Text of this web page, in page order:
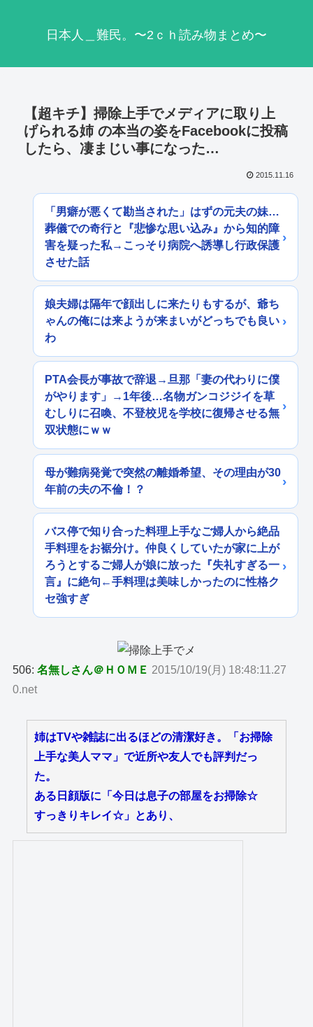
日本人＿難民。〜2ｃｈ読み物まとめ〜
【超キチ】掃除上手でメディアに取り上
げられる姉 の本当の姿をFacebookに投稿
したら、凄まじい事になった…
2015.11.16
「男癖が悪くて勘当された」はずの元夫の妹…
葬儀での奇行と『悲惨な思い込み』から知的障
害を疑った私→こっそり病院へ誘導し行政保護
させた話
娘夫婦は隔年で顔出しに来たりもするが、爺ち
ゃんの俺には来ようが来まいがどっちでも良い
わ
PTA会長が事故で辞退→旦那「妻の代わりに僕
がやります」→1年後…名物ガンコジジイを草
むしりに召喚、不登校児を学校に復帰させる無
双状態にｗｗ
母が難病発覚で突然の離婚希望、その理由が30
年前の夫の不倫！？
バス停で知り合った料理上手なご婦人から絶品
手料理をお裾分け。仲良くしていたが家に上が
ろうとするご婦人が娘に放った『失礼すぎる一
言』に絶句←手料理は美味しかったのに性格ク
セ強すぎ
506:名無しさん＠ＨＯＭＥ 2015/10/19(月) 18:48:11.27
0.net
姉はTVや雑誌に出るほどの清潔好き。「お掃除
上手な美人ママ」で近所や友人でも評判だっ
た。
ある日顔版に「今日は息子の部屋をお掃除☆
すっきりキレイ☆」とあり、